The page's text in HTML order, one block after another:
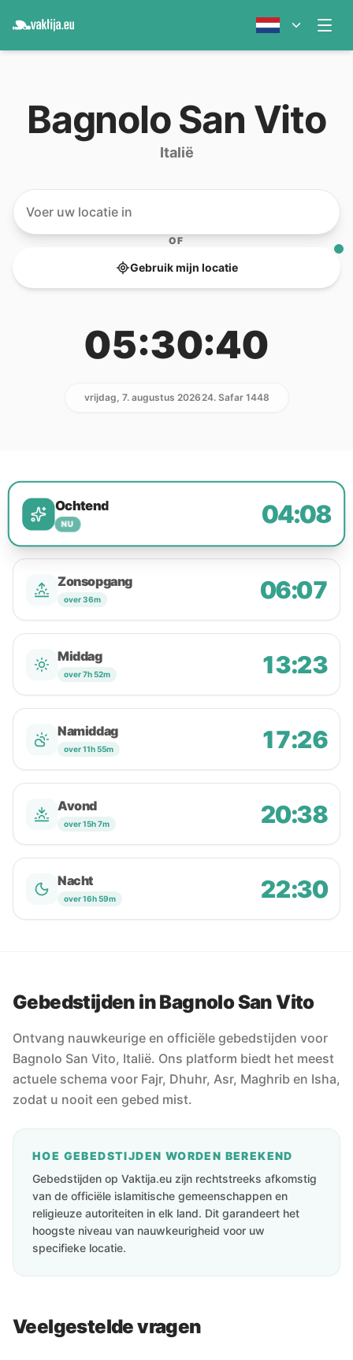
Bagnolo San Vito
Italië
OF
Gebruik mijn locatie
05:30:40
vrijdag, 7. augustus 202624. Safar 1448
Ochtend
NU 04:08
Zonsopgang
over 36m 06:07
Middag
over 7h 52m 13:23
Namiddag
over 11h 55m 17:26
Avond
over 15h 7m 20:38
Nacht
over 16h 59m 22:30
Gebedstijden in Bagnolo San Vito
Ontvang nauwkeurige en officiële gebedstijden voor
Bagnolo San Vito, Italië. Ons platform biedt het meest
actuele schema voor Fajr, Dhuhr, Asr, Maghrib en Isha,
zodat u nooit een gebed mist.
HOE GEBEDSTIJDEN WORDEN BEREKEND
Gebedstijden op Vaktija.eu zijn rechtstreeks afkomstig
van de officiële islamitische gemeenschappen en
religieuze autoriteiten in elk land. Dit garandeert het
hoogste niveau van nauwkeurigheid voor uw
specifieke locatie.
Veelgestelde vragen